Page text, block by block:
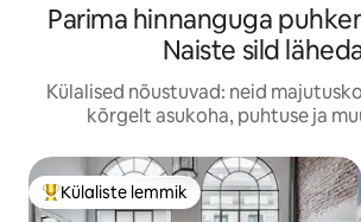
Parima hinnanguga
Naiste sild
Külalised nõustuvad: neid
kõrgelt asukoha, puhtuse ja
Külaliste suur lemmik
Külaliste lemmik